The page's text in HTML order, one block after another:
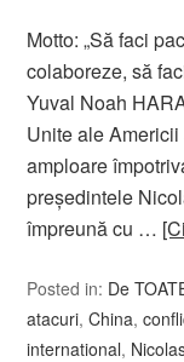
Motto: „Să faci
colaboreze, să
Yuval Noah
Unite ale
amploare
președintele
împreună cu …
Posted in: De
atacuri,China,
international,